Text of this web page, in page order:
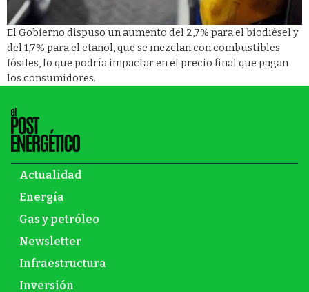
El Gobierno dispuso un aumento del 2,7% para el biodiésel y
del 1,7% para el etanol, que se mezclan con combustibles
fósiles, lo que podría impactar en el precio final que pagan
los consumidores.
Actualidad
Energía
Gas y petróleo
Newsletter
Infraestructura
Inversión